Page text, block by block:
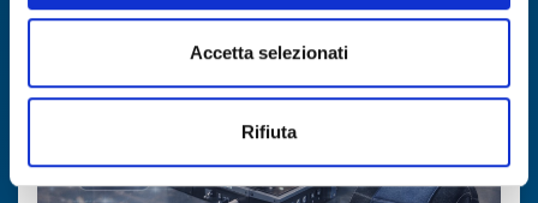
Accetta selezionati
Rifiuta